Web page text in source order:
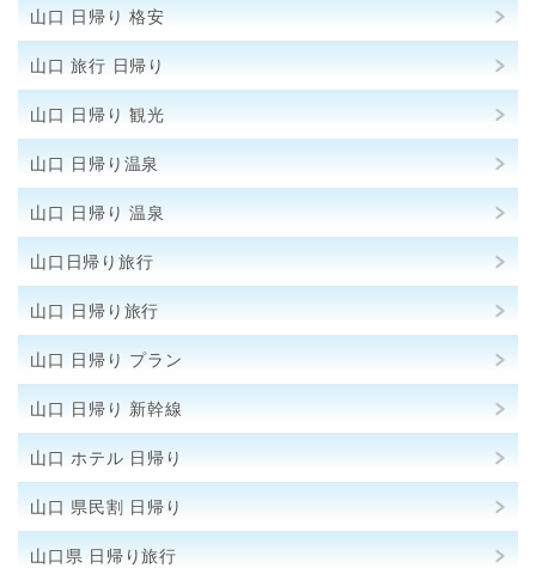
山口 日帰り 格安
山口 旅行 日帰り
山口 日帰り 観光
山口 日帰り温泉
山口 日帰り 温泉
山口日帰り旅行
山口 日帰り旅行
山口 日帰り プラン
山口 日帰り 新幹線
山口 ホテル 日帰り
山口 県民割 日帰り
山口県 日帰り旅行